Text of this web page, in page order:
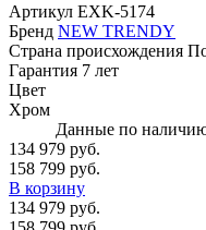
Артикул EXK-5174
Бренд NEW TRENDY
Страна происхождения
Гарантия 7 лет
Цвет
Хром
Данные по
134 979 руб.
158 799 руб.
В корзину
134 979 руб.